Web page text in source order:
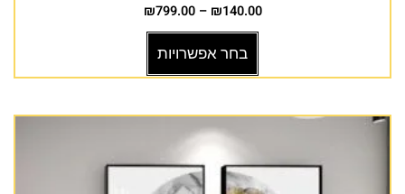
₪140.00
–
₪799.00
בחר אפשרויות